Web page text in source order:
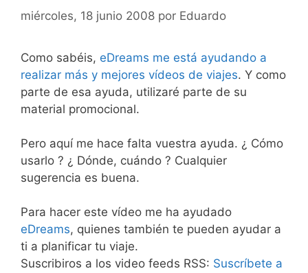
miércoles, 18 junio 2008 por Eduardo
Como sabéis, eDreams me está ayudando a
realizar más y mejores vídeos de viajes. Y como
parte de esa ayuda, utilizaré parte de su
material promocional.
Pero aquí me hace falta vuestra ayuda. ¿ Cómo
usarlo ? ¿ Dónde, cuándo ? Cualquier
sugerencia es buena.
Para hacer este vídeo me ha ayudado
eDreams, quienes también te pueden ayudar a
ti a planificar tu viaje.
Suscribiros a los video feeds RSS: Suscríbete a